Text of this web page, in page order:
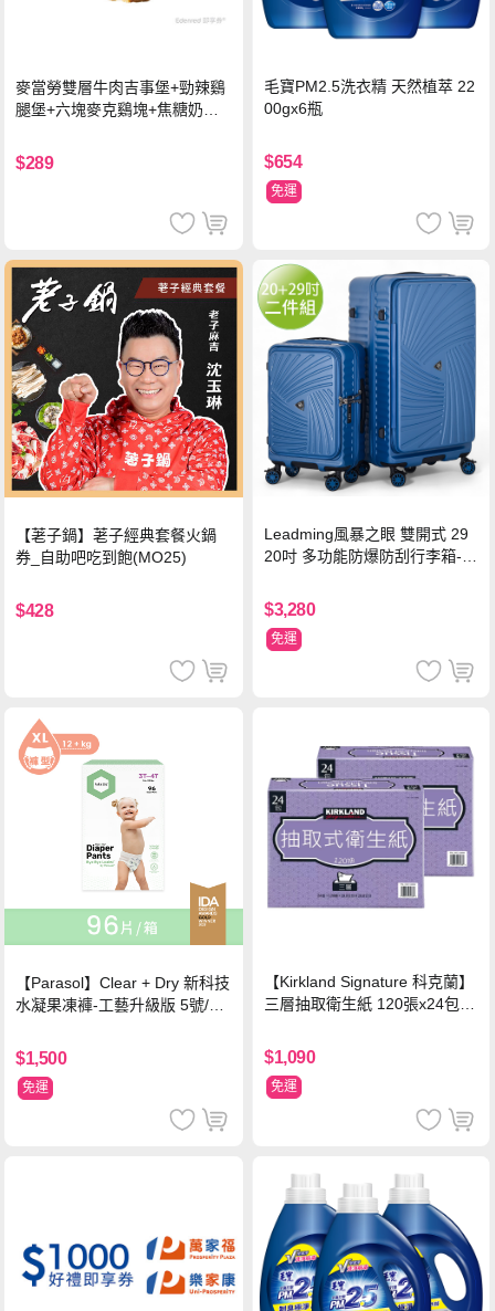
麥當勞雙層牛肉吉事堡+勁辣鷄
腿堡+六塊麥克鷄塊+焦糖奶茶
$289
毛寶PM2.5洗衣精 天然植萃 22
00gx6瓶
$654
免運
【荖子鍋】荖子經典套餐火鍋
券_自助吧吃到飽(MO25)
$428
Leadming風暴之眼 雙開式 29
20吋 多功能防爆防刮行李箱-海
$3,280
免運
【Parasol】Clear + Dry 新科技
水凝果凍褲-工藝升級版 5號/XL
$1,500
免運
【Kirkland Signature 科克蘭】
三層抽取衛生紙 120張x24包x2
$1,090
免運